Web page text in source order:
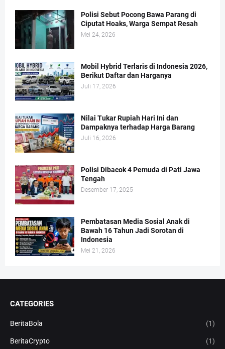
Polisi Sebut Pocong Bawa Parang di
Ciputat Hoaks, Warga Sempat Resah
Mei 24, 2026
Mobil Hybrid Terlaris di Indonesia 2026,
Berikut Daftar dan Harganya
Juli 17, 2026
Nilai Tukar Rupiah Hari Ini dan
Dampaknya terhadap Harga Barang
Juli 16, 2026
Polisi Dibacok 4 Pemuda di Pati Jawa
Tengah
Desember 17, 2025
Pembatasan Media Sosial Anak di
Bawah 16 Tahun Jadi Sorotan di
Indonesia
Mei 21, 2026
CATEGORIES
BeritaBola (1)
BeritaCrypto (1)